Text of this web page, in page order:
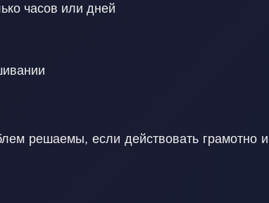
часов или дней
решаемы, если действовать грамотно и